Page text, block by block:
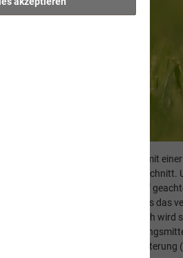
sind in Zusammenarbeit mit
Fleischanteil von 70% im
Qualität. Auch wurde darauf
einzusetzen. Wir garantieren, dass
frisch verarbeitet. Dadurch
Aromen, Farb- und
als Ergänzung zur Rohfleischfütterung